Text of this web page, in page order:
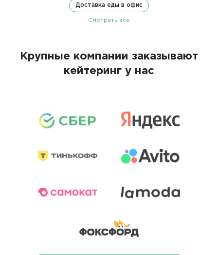
Доставка еды в офис
Смотреть все
Крупные компании заказывают
кейтеринг у нас